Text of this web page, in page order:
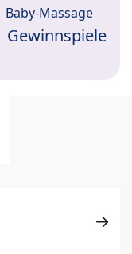
Baby-Massage
Gewinnspiele